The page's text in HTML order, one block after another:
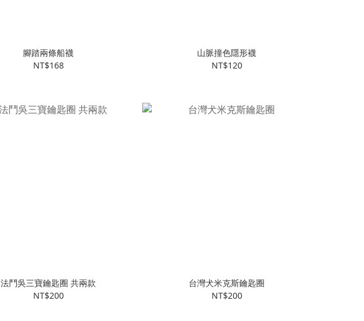
腳踏兩條船襪
NT$168
山脈撞色隱形襪
NT$120
法鬥吳三寶鑰匙圈 共兩款
NT$200
台灣犬米克斯鑰匙圈
NT$200